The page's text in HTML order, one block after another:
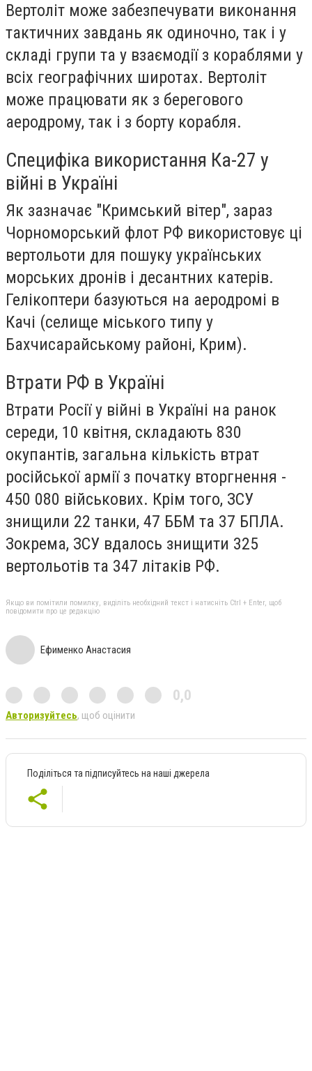
Вертоліт може забезпечувати виконання
тактичних завдань як одиночно, так і у
складі групи та у взаємодії з кораблями у
всіх географічних широтах. Вертоліт
може працювати як з берегового
аеродрому, так і з борту корабля.
Специфіка використання Ка-27 у
війні в Україні
Як зазначає "Кримський вітер", зараз
Чорноморський флот РФ використовує ці
вертольоти для пошуку українських
морських дронів і десантних катерів.
Гелікоптери базуються на аеродромі в
Качі (селище міського типу у
Бахчисарайському районі, Крим).
Втрати РФ в Україні
Втрати Росії у війні в Україні на ранок
середи, 10 квітня, складають 830
окупантів, загальна кількість втрат
російської армії з початку вторгнення -
450 080 військових. Крім того, ЗСУ
знищили 22 танки, 47 ББМ та 37 БПЛА.
Зокрема, ЗСУ вдалось знищити 325
вертольотів та 347 літаків РФ.
Якщо ви помітили помилку, виділіть необхідний текст і натисніть Ctrl + Enter, щоб
повідомити про це редакцію
Ефименко Анастасия
0,0
Авторизуйтесь, щоб оцінити
Поділіться та підписуйтесь на наші джерела